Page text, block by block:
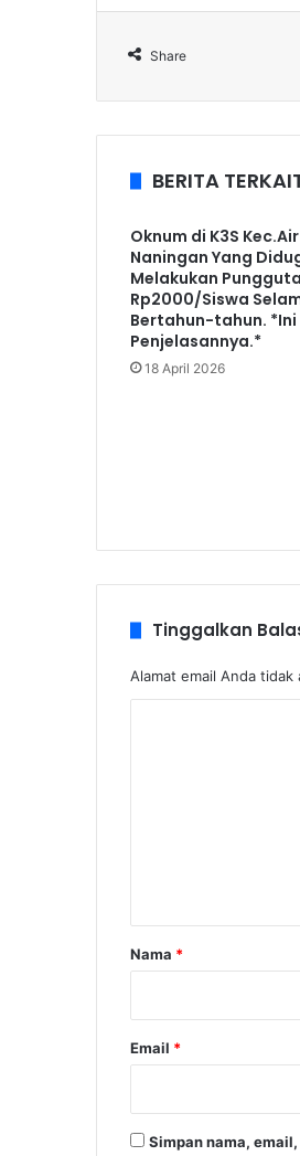
Share
BERITA
Oknum di K3S Kec.Air
Naningan Yang
Melakukan
Rp2000/Siswa
Bertahun-tahun. *Ini
Penjelasannya.*
18 April 2026
Tinggalkan
Alamat email Anda tidak
r
Nama *
Email *
Simpan nama,